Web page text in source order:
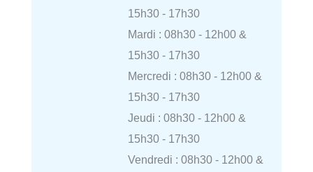
15h30 - 17h30
Mardi : 08h30 - 12h00 &
15h30 - 17h30
Mercredi : 08h30 - 12h00 &
15h30 - 17h30
Jeudi : 08h30 - 12h00 &
15h30 - 17h30
Vendredi : 08h30 - 12h00 &